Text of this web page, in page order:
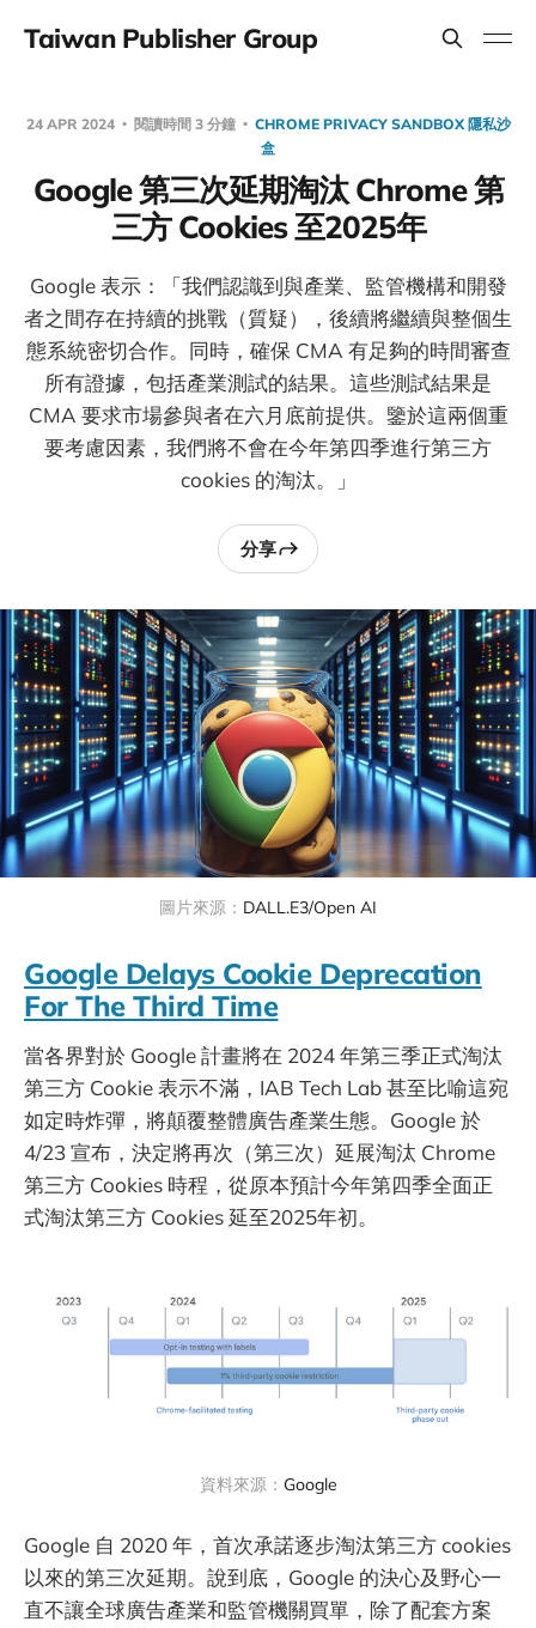
Taiwan Publisher Group
24 APR 2024 閱讀時間 3 分鐘
CHROME PRIVACY SANDBOX 隱私沙
盒
Google 第三次延期淘汰 Chrome 第
三方 Cookies 至2025年
Google 表示：「我們認識到與產業、監管機構和開發
者之間存在持續的挑戰（質疑），後續將繼續與整個生
態系統密切合作。同時，確保 CMA 有足夠的時間審查
所有證據，包括產業測試的結果。這些測試結果是
CMA 要求市場參與者在六月底前提供。鑒於這兩個重
要考慮因素，我們將不會在今年第四季進行第三方
cookies 的淘汰。」
分享
圖片來源： DALL.E3/Open AI
Google Delays Cookie Deprecation
For The Third Time
當各界對於 Google 計畫將在 2024 年第三季正式淘汰
第三方 Cookie 表示不滿，IAB Tech Lab 甚至比喻這宛
如定時炸彈，將顛覆整體廣告產業生態。Google 於
4/23 宣布，決定將再次（第三次）延展淘汰 Chrome
第三方 Cookies 時程，從原本預計今年第四季全面正
式淘汰第三方 Cookies 延至2025年初。
資料來源： Google
Google 自 2020 年，首次承諾逐步淘汰第三方 cookies
以來的第三次延期。說到底，Google 的決心及野心一
直不讓全球廣告產業和監管機關買單，除了配套方案